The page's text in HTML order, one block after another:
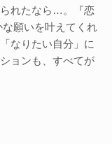
れたなら…。『恋
願いを叶えてくれ
なりたい自分」に
ョンも、すべてが